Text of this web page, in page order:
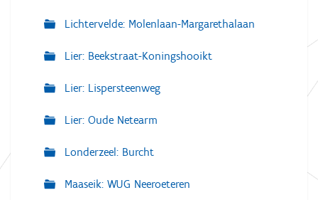
Lichtervelde: Molenlaan-Margarethalaan
Lier: Beekstraat-Koningshooikt
Lier: Lispersteenweg
Lier: Oude Netearm
Londerzeel: Burcht
Maaseik: WUG Neeroeteren